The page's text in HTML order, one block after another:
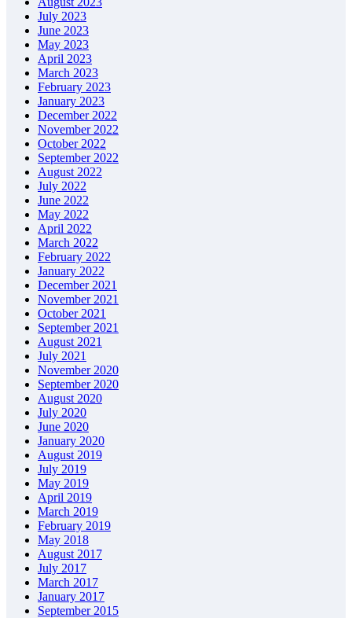
July 2023
June 2023
May 2023
April 2023
March 2023
February 2023
January 2023
December 2022
November 2022
October 2022
September 2022
August 2022
July 2022
June 2022
May 2022
April 2022
March 2022
February 2022
January 2022
December 2021
November 2021
October 2021
September 2021
August 2021
July 2021
November 2020
September 2020
August 2020
July 2020
June 2020
January 2020
August 2019
July 2019
May 2019
April 2019
March 2019
February 2019
May 2018
August 2017
July 2017
March 2017
January 2017
September 2015